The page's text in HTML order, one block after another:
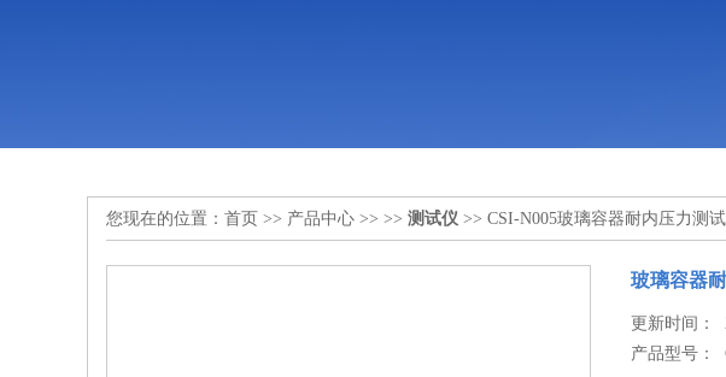
您现在的位置： 首页 >> 产品中心 >> >> 测试仪 >> CSI-N005玻璃容器耐内压力测
玻璃容器
更新时间：
产品型号：